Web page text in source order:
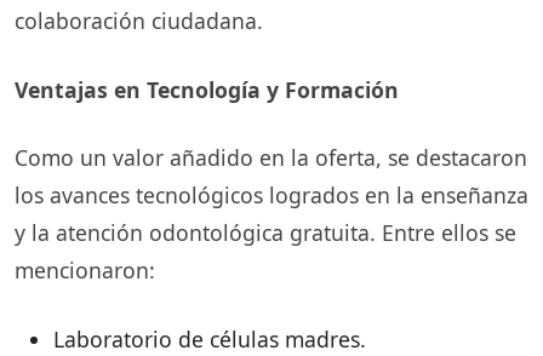
colaboración ciudadana.
Ventajas en Tecnología y Formación
Como un valor añadido en la oferta, se destacaron
los avances tecnológicos logrados en la enseñanza
y la atención odontológica gratuita. Entre ellos se
mencionaron:
Laboratorio de células madres.